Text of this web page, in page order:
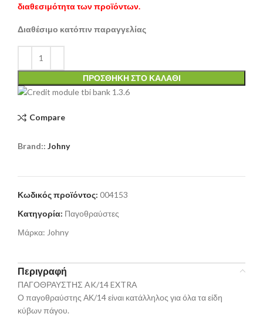
διαθεσιμότητα των προϊόντων.
Διαθέσιμο κατόπιν παραγγελίας
ΠΡΟΣΘΉΚΗ ΣΤΟ ΚΑΛΆΘΙ
Compare
Brand:: Johny
Κωδικός προϊόντος: 004153
Κατηγορία: Παγοθραύστες
Μάρκα: Johny
Περιγραφή
ΠΑΓΟΘΡΑΥΣΤΗΣ AK/14 EXTRA
Ο παγοθραύστης ΑΚ/14 είναι κατάλληλος για όλα τα είδη
κύβων πάγου.